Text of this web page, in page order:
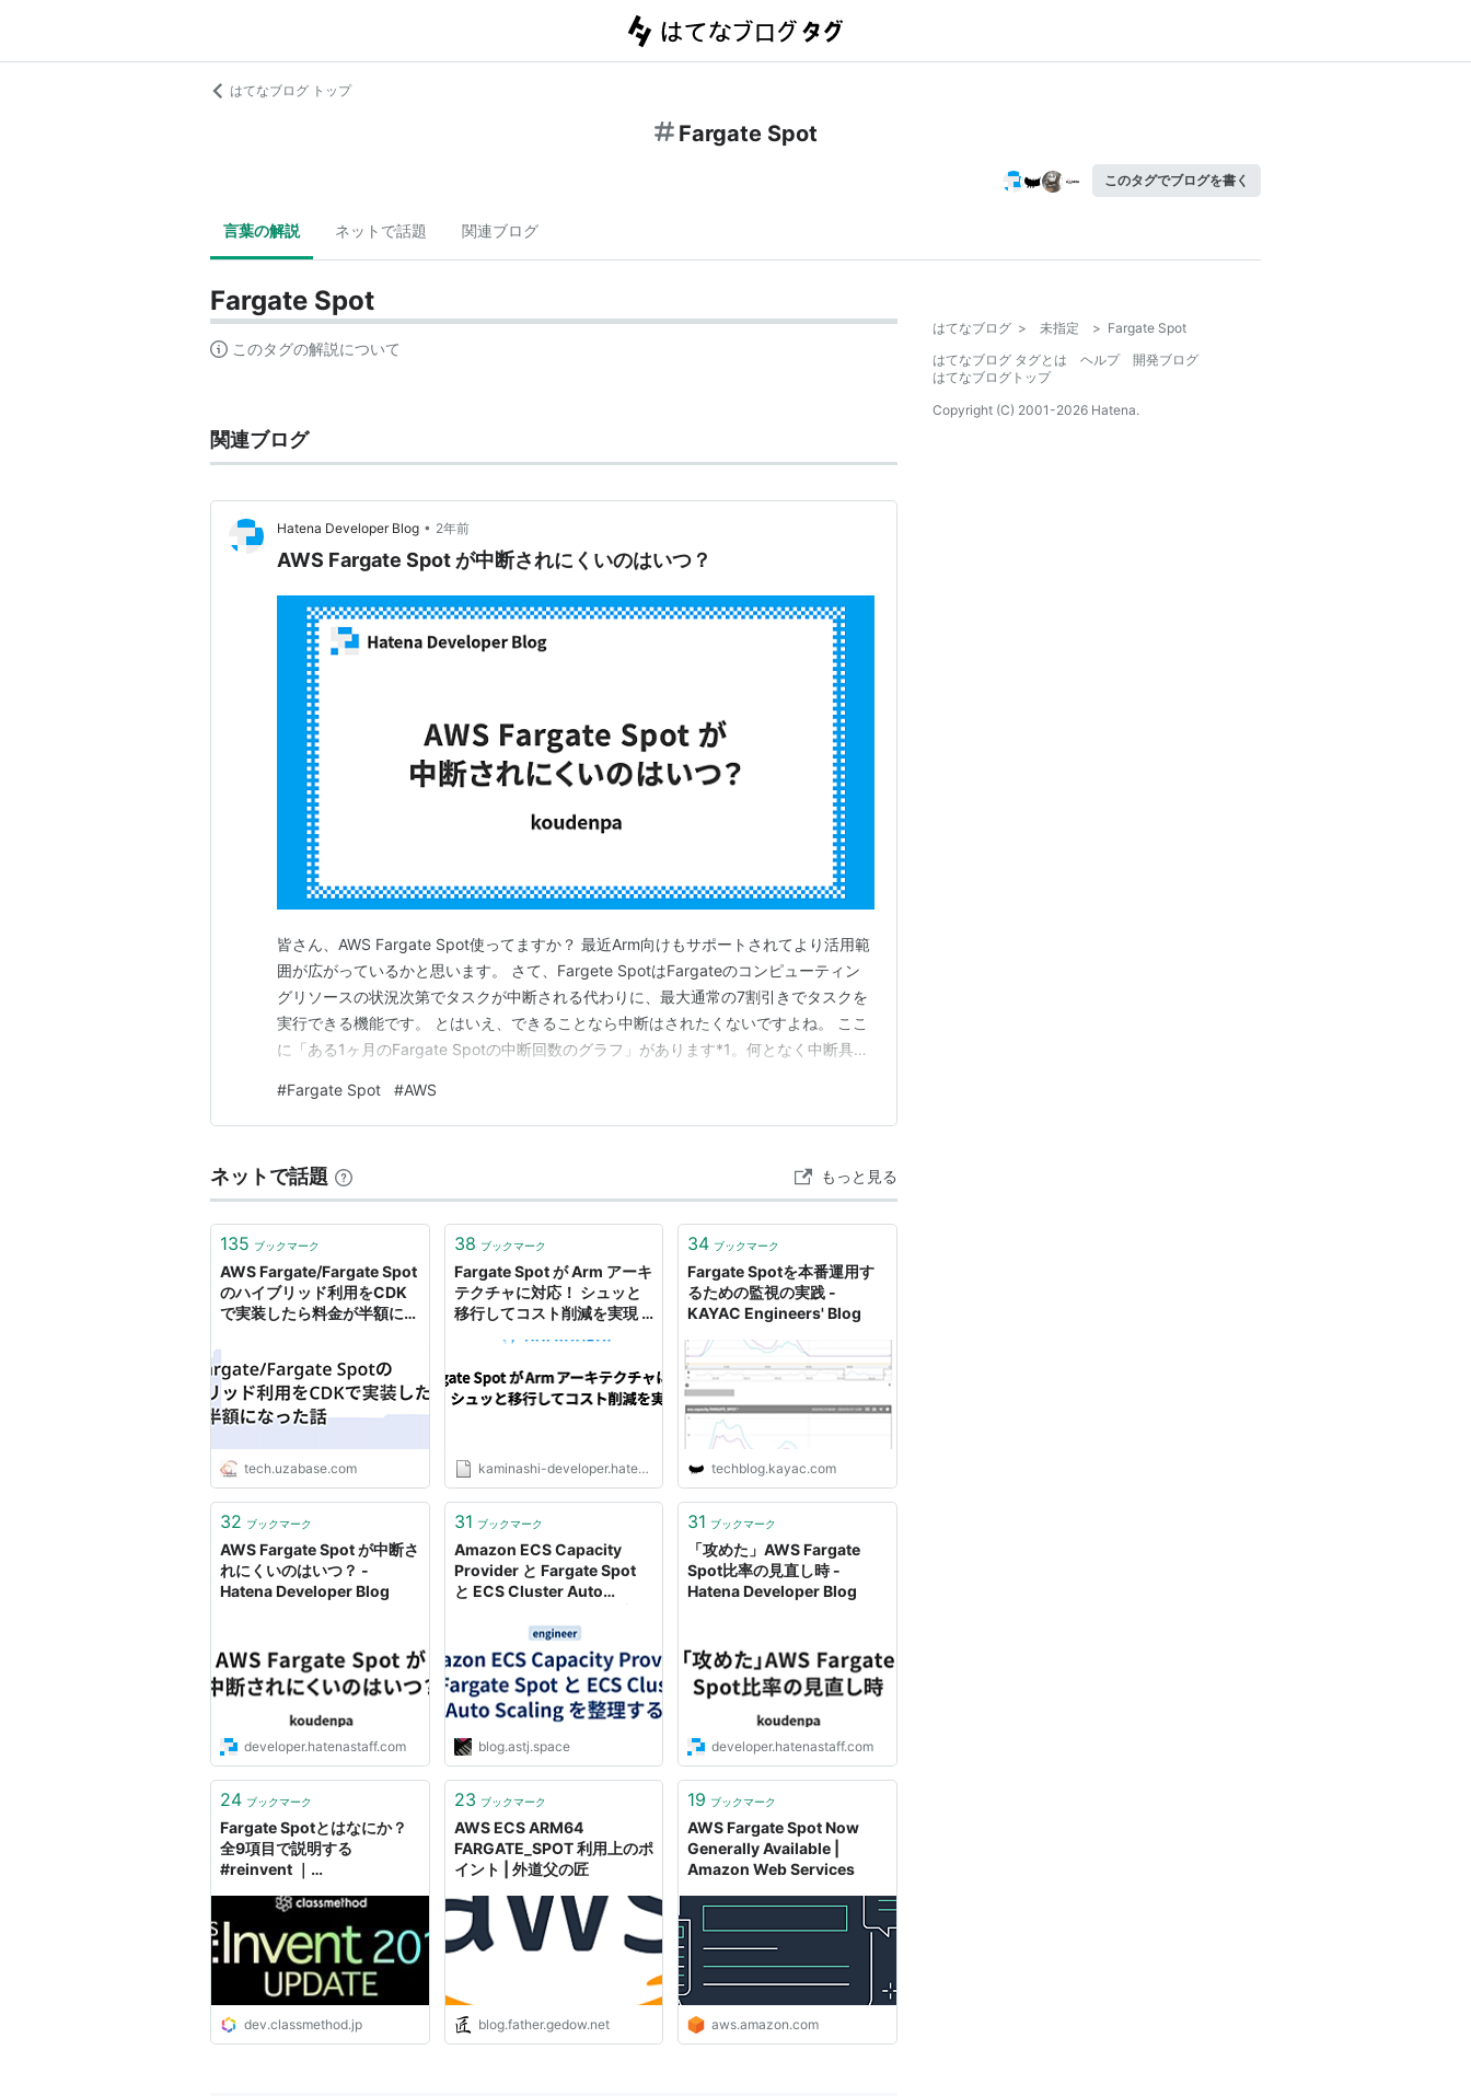
はてなブログ トップ
Fargate Spot
このタグでブログを書く
言葉の解説 ネットで話題 関連ブログ
Fargate Spot
このタグの解説について
関連ブログ
Hatena Developer Blog • 2年前
AWS Fargate Spot が中断されにくいのはいつ？
皆さん、AWS Fargate Spot使ってますか？ 最近Arm向けもサポートされてより活用範
囲が広がっているかと思います。 さて、Fargete SpotはFargateのコンピューティン
グリソースの状況次第でタスクが中断される代わりに、最大通常の7割引きでタスクを
実行できる機能です。 とはいえ、できることなら中断はされたくないですよね。 ここ
に「ある1ヶ月のFargate Spotの中断回数のグラフ」があります*1。何となく中断具合
中断回数が少ないです。 つまり？ 中断されたくないタスクをFargate Sp…
#Fargate Spot #AWS
ネットで話題 もっと見る
135 ブックマーク
AWS Fargate/Fargate Spot
のハイブリッド利用をCDK
で実装したら料金が半額にな
Engineers
tech.uzabase.com
38 ブックマーク
Fargate Spot が Arm アーキ
テクチャに対応！ シュッと
移行してコスト削減を実現 -
kaminashi-developer.hatenablog.jp
34 ブックマーク
Fargate Spotを本番運用す
るための監視の実践 -
KAYAC Engineers' Blog
techblog.kayac.com
32 ブックマーク
AWS Fargate Spot が中断さ
れにくいのはいつ？ -
Hatena Developer Blog
developer.hatenastaff.com
31 ブックマーク
Amazon ECS Capacity
Provider と Fargate Spot
と ECS Cluster Auto
blog.astj.space
31 ブックマーク
「攻めた」AWS Fargate
Spot比率の見直し時 -
Hatena Developer Blog
developer.hatenastaff.com
24 ブックマーク
Fargate Spotとはなにか？
全9項目で説明する
#reinvent ｜
dev.classmethod.jp
23 ブックマーク
AWS ECS ARM64
FARGATE_SPOT 利用上のポ
イント | 外道父の匠
blog.father.gedow.net
19 ブックマーク
AWS Fargate Spot Now
Generally Available |
Amazon Web Services
aws.amazon.com
はてなブログ > 未指定 > Fargate Spot
はてなブログ タグとは
ヘルプ
開発ブログ
はてなブログトップ
Copyright (C) 2001-2026 Hatena.